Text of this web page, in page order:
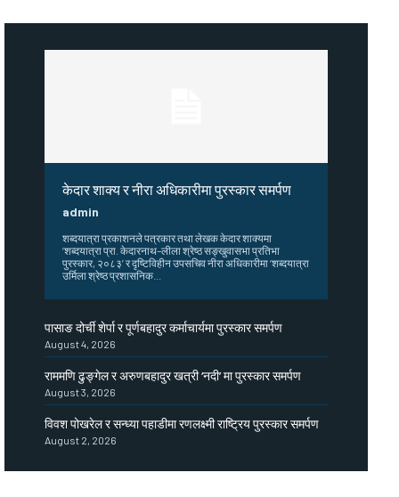
केदार शाक्य र नीरा अधिकारीमा पुरस्कार समर्पण
admin
शब्दयात्रा प्रकाशनले पत्रकार तथा लेखक केदार शाक्यमा
‘शब्दयात्रा प्रा. केदारनाथ–लीला श्रेष्ठ सङ्खुवासभा प्रतिभा
पुरस्कार, २०८३’ र दृष्टिविहीन उपसचिव नीरा अधिकारीमा ‘शब्दयात्रा
उर्मिला श्रेष्ठ प्रशासनिक...
पासाङ दोर्ची शेर्पा र पूर्णबहादुर कर्माचार्यमा पुरस्कार समर्पण
August 4, 2026
राममणि ढुङ्गेल र अरुणबहादुर खत्री ‘नदी’ मा पुरस्कार समर्पण
August 3, 2026
विवश पोखरेल र सन्ध्या पहाडीमा रणलक्ष्मी राष्ट्रिय पुरस्कार समर्पण
August 2, 2026